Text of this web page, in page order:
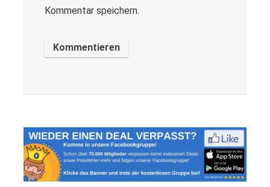
Kommentar speichern.